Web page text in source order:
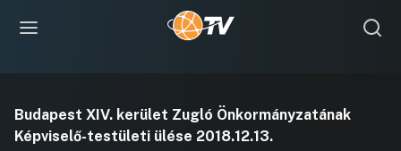
lejátszása
Budapest XIV. kerület Zugló Önkormányzatának
Képviselő-testületi ülése 2018.12.13.